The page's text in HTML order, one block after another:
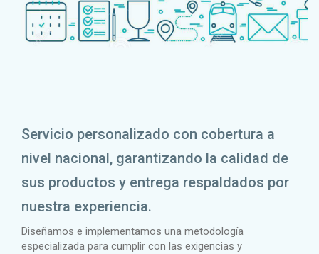
Servicio personalizado con cobertura a
nivel nacional, garantizando la calidad de
sus productos y entrega respaldados por
nuestra experiencia.
Diseñamos e implementamos una metodología
especializada para cumplir con las exigencias y